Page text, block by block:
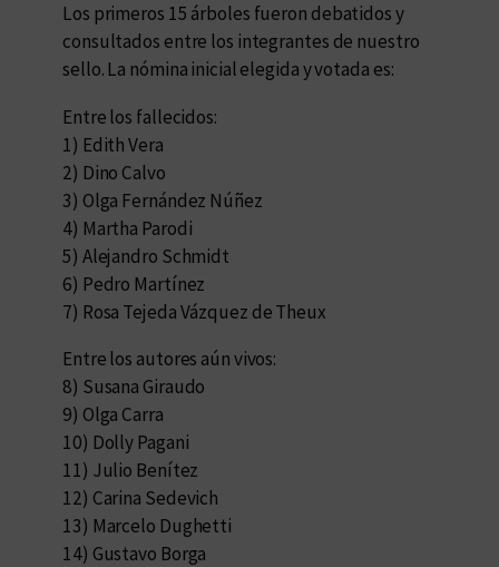
Los primeros 15 árboles fueron debatidos y
consultados entre los integrantes de nuestro
sello. La nómina inicial elegida y votada es:
Entre los fallecidos:
1) Edith Vera
2) Dino Calvo
3) Olga Fernández Núñez
4) Martha Parodi
5) Alejandro Schmidt
6) Pedro Martínez
7) Rosa Tejeda Vázquez de Theux
Entre los autores aún vivos:
8) Susana Giraudo
9) Olga Carra
10) Dolly Pagani
11) Julio Benítez
12) Carina Sedevich
13) Marcelo Dughetti
14) Gustavo Borga